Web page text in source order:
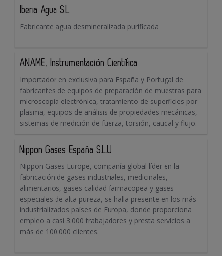
Iberia Agua S.L.
Fabricante agua desmineralizada purificada
ANAME, Instrumentación Científica
Importador en exclusiva para España y Portugal de
fabricantes de equipos de preparación de muestras para
microscopía electrónica, tratamiento de superficies por
plasma, equipos de análisis de propiedades mecánicas,
sistemas de medición de fuerza, torsión, caudal y flujo.
Nippon Gases España S.L.U
Nippon Gases Europe, compañía global líder en la
fabricación de gases industriales, medicinales,
alimentarios, gases calidad farmacopea y gases
especiales de alta pureza, se halla presente en los más
industrializados países de Europa, donde proporciona
empleo a casi 3.000 trabajadores y presta servicios a
más de 100.000 clientes.